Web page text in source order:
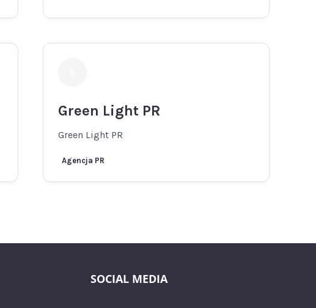
Green Light PR
Green Light PR
Agencja PR
SOCIAL MEDIA